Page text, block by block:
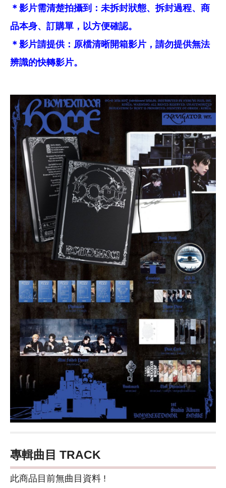
＊影片需清楚拍攝到：未拆封狀態、拆封過程、商
品本身、訂購單，以方便確認。
＊影片請提供：原檔清晰開箱影片，請勿提供無法
辨識的快轉影片。
專輯曲目 TRACK
此商品目前無曲目資料 !